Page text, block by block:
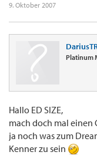
9. Oktober 2007
Platinum
Hallo ED SIZE,
mach doch mal einen
ja noch was zum
Kenner zu sein